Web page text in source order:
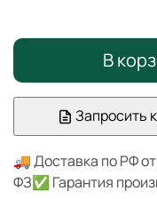
В
Запросить
🚚 Доставка по РФ
ФЗ✅ Гарантия